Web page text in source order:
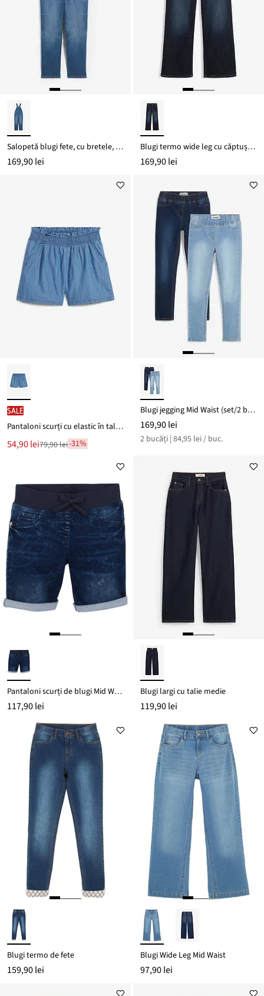
Salopetă blugi fete, cu bretele, Mid Waist
169,90 lei
Blugi termo wide leg cu căptușeală din jerse, Mid Waist
169,90 lei
SALE
Pantaloni scurți cu elastic în talie din bumbac 100%
Noul
preț
54,90 lei
Reducere79,90 lei-31%
Blugi jegging Mid Waist (set/2 buc.)
169,90 lei
2 bucăți | 84,95 lei / buc.
Pantaloni scurți de blugi Mid Waist
117,90 lei
Blugi largi cu talie medie
119,90 lei
Blugi termo de fete
159,90 lei
Blugi Wide Leg Mid Waist
97,90 lei